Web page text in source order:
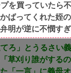
を買っていたら
ばってくれた姪
明が逆に不憫す
てろ」とうるさい
草刈り誰がする